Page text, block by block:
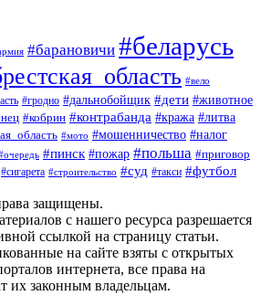
#барановичи #беларусь
#вело
#гродно #дальнобойщик #дети #животное
#кобрин #контрабанда #кража #литва
#мото #мошенничество #налог
#пинск #пожар #польша #приговор
#сигарета #строительство #суд #такси #футбол
защищены.
с нашего ресурса разрешается
ссылкой на страницу статьи.
на сайте взяты с открытых
интернета, все права на
их законным владельцам.